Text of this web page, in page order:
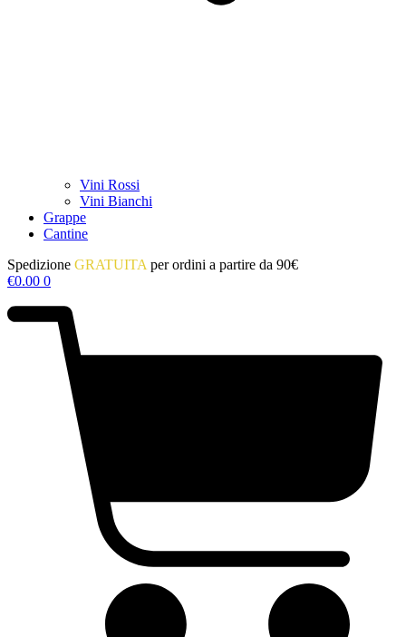
Vini Rossi
Vini Bianchi
Grappe
Cantine
Spedizione GRATUITA per ordini a partire da 90€
€0.00 0